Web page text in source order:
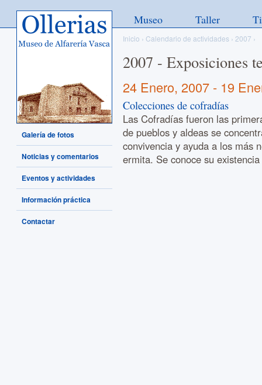
Ollerias - Museo de Alfarería
Vasca
Inicio › Calendario de actividades › 2007 ›
2007 - Exposiciones
24 Enero, 2007 - 19
Colecciones de cofradías
Las Cofradías fueron las
de pueblos y aldeas se
convivencia y ayuda a los más
ermita. Se conoce su
Museo Taller
Galería de fotos
Noticias y comentarios
Eventos y actividades
Información práctica
Contactar